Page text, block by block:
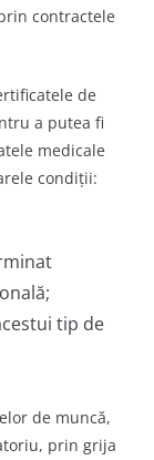
contractele
de
a putea fi
medicale
condiţii:
tip de
de muncă,
prin grija